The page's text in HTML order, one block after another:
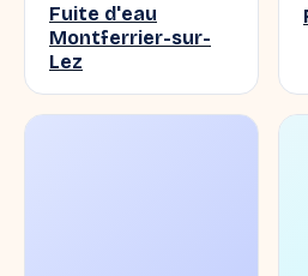
Fuite d'eau
Montferrier-sur-
Lez